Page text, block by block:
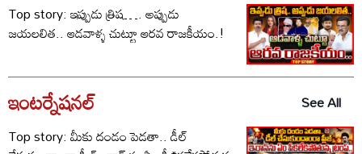
Top story: ఇప్పుడు త్రిష…. అప్పుడు
జయలలిత.. ఆడవాళ్ళ చుట్టూ ఆరవ రాజకీయం.!
ఇంటర్నేషనల్
See All
Top story: మీకు దండం పెడతా.. డీల్